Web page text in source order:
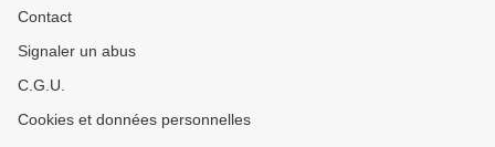
Contact
Signaler un abus
C.G.U.
Cookies et données personnelles